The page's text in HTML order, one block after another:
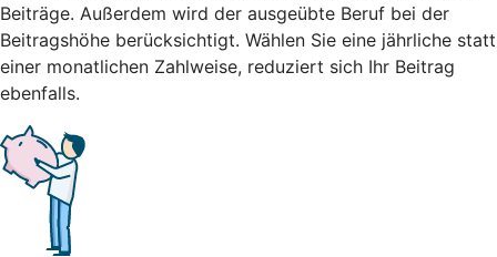
Beiträge. Außerdem wird der ausgeübte Beruf bei der
Beitragshöhe berücksichtigt. Wählen Sie eine jährliche statt
einer monatlichen Zahlweise, reduziert sich Ihr Beitrag
ebenfalls.